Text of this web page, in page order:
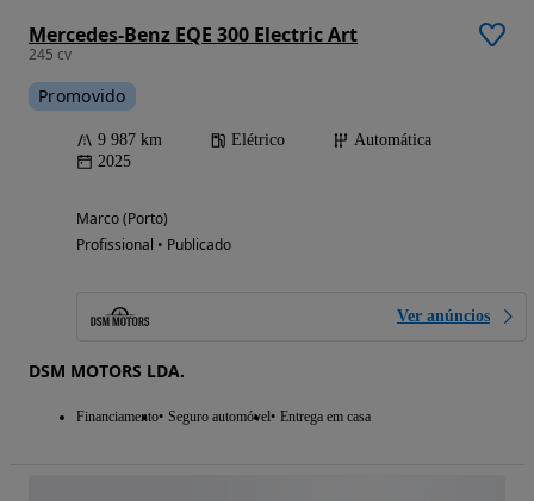
Mercedes-Benz EQE 300 Electric Art
245 cv
Promovido
9 987 km Elétrico
Automática
2025
Marco (Porto)
Profissional • Publicado
Ver anúncios
DSM MOTORS LDA.
Financiamento Seguro automóvel Entrega em casa